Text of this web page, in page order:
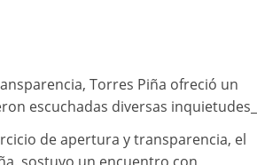
Torres Piña ofreció un
escuchadas diversas inquietudes_
de apertura y transparencia, el